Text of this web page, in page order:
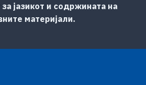
јазикот и содржината на
материјали.